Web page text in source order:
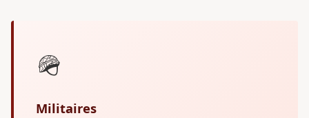
🪖
Militaires